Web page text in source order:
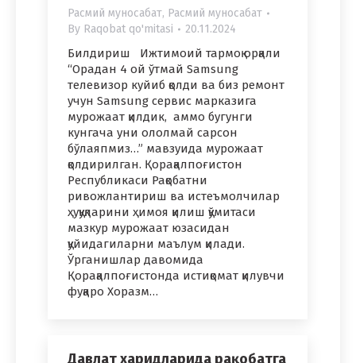
Расмий муносабат, Расмий муносабат
By Raqobat qo'mitasi 20.11.2024
Билдириш Ижтимоий тармоқ орқали
“Орадан 4 ой ўтмай Samsung
телевизор куйиб қолди ва биз ремонт
учун Samsung сервис марказига
мурожаат қилдик, аммо бугунги
кунгача уни ололмай сарсон
бўлаяпмиз…” мавзуида мурожаат
қолдирилган. Қорақалпоғистон
Республикаси Рақобатни
ривожлантириш ва истеъмолчилар
ҳуқуқларини ҳимоя қилиш қўмитаси
мазкур мурожаат юзасидан
қуйидагиларни маълум қилади.
Ўрганишлар давомида
Қорақалпоғистонда истиқомат қилувчи
фуқаро Хоразм…
Давлат харидларида рақобатга